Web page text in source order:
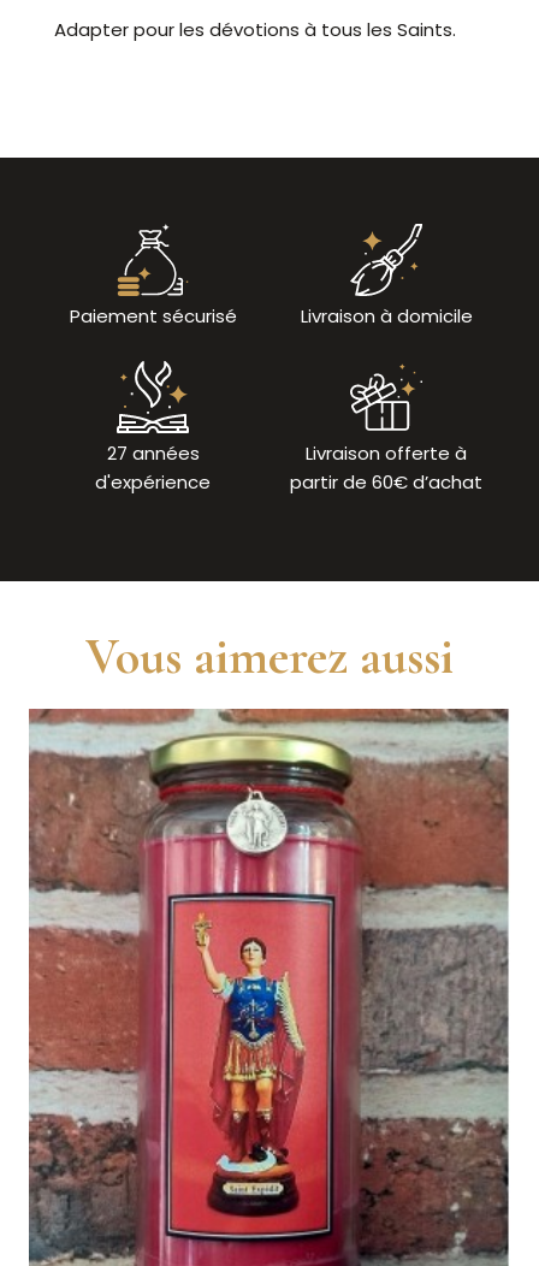
Adapter pour les dévotions à tous les Saints.
Paiement sécurisé Livraison à domicile
27 années
d'expérience
Livraison offerte à
partir de 60€ d’achat
Vous aimerez aussi